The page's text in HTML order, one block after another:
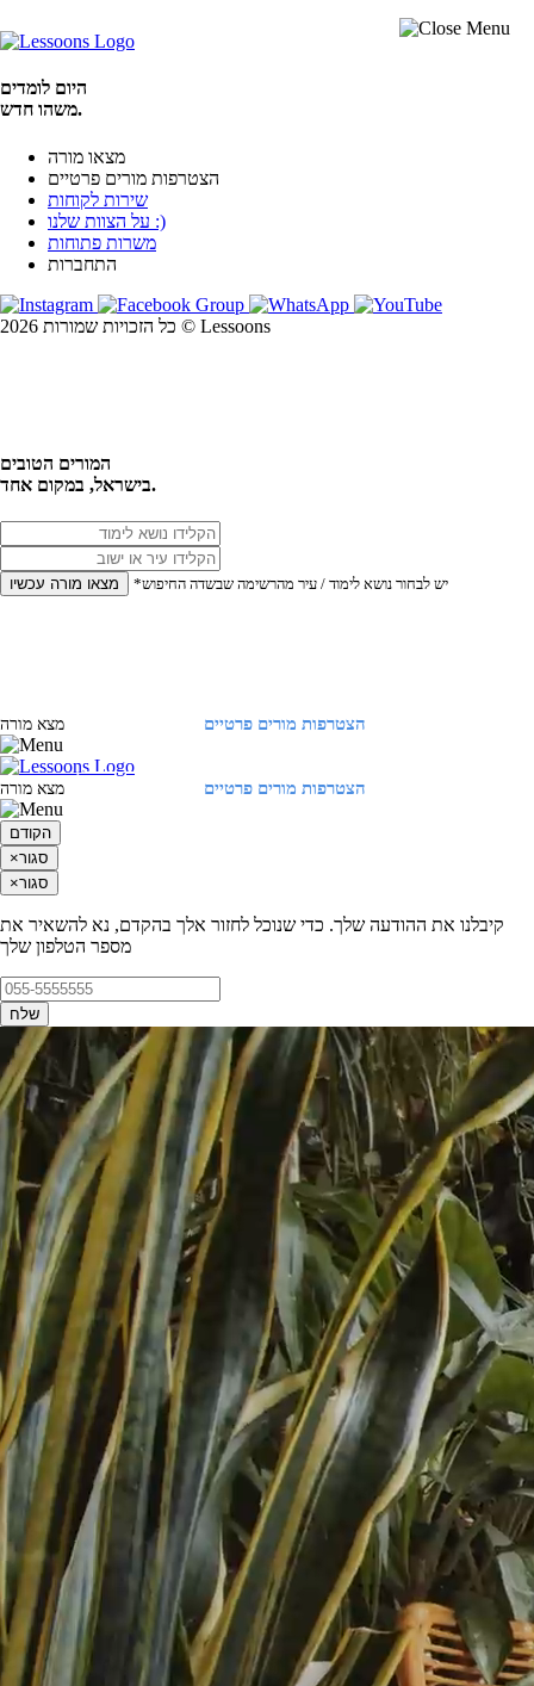
היום לומדים
משהו חדש.
מצאו מורה
הצטרפות מורים פרטיים
שירות לקוחות
על הצוות שלנו :)
משרות פתוחות
התחברות
כל הזכויות שמורות 2026 © Lessoons
המורים הטובים
בישראל, במקום אחד.
מצאו מורה עכשיו *יש לבחור נושא לימוד / עיר מהרשימה שבשדה החיפוש
הצטרפות מורים פרטיים מצא מורה
הצטרפות מורים פרטיים מצא מורה
הקודם
×סגור
×סגור
קיבלנו את ההודעה שלך. כדי שנוכל לחזור אלך בהקדם, נא להשאיר את
מספר הטלפון שלך
שלח